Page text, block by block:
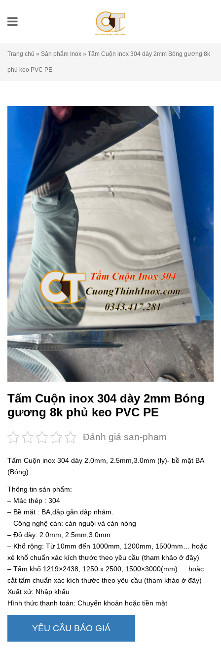
Trang chủ » Sản phẩm Inox » Tấm Cuộn inox 304 dày 2mm Bóng gương 8k
phủ keo PVC PE
Tấm Cuộn inox 304 dày 2mm Bóng
gương 8k phủ keo PVC PE
Đánh giá san-pham
Tấm Cuộn inox 304 dày 2.0mm, 2.5mm,3.0mm (ly)- bề mặt BA
(Bóng)
Thông tin sản phẩm:
– Mác thép : 304
– Bề mặt : BA,dập gân dập nhám.
– Công nghệ cán: cán nguội và cán nóng
– Độ dày: 2.0mm, 2.5mm,3.0mm
– Khổ rộng: Từ 10mm đến 1000mm, 1200mm, 1500mm… hoặc
xẻ khổ chuẩn xác kích thước theo yêu cầu (tham khảo ở đây)
– Tấm khổ 1219×2438, 1250 x 2500, 1500×3000(mm) … hoặc
cắt tấm chuẩn xác kích thước theo yêu cầu (tham khảo ở đây)
Xuất xứ: Nhập khẩu
Hình thức thanh toán: Chuyển khoản hoặc tiền mặt
YÊU CẦU BÁO GIÁ